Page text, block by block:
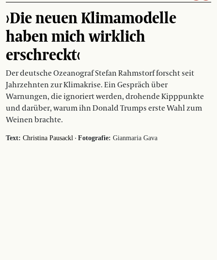
›Die neuen Klimamodelle
haben mich wirklich
erschreckt‹
Der deutsche Ozeanograf Stefan Rahmstorf forscht seit
Jahrzehnten zur Klimakrise. Ein Gespräch über
Warnungen, die ignoriert werden, drohende Kipppunkte
und darüber, warum ihn Donald Trumps erste Wahl zum
Weinen brachte.
Text: Christina Pausackl · Fotografie: Gianmaria Gava